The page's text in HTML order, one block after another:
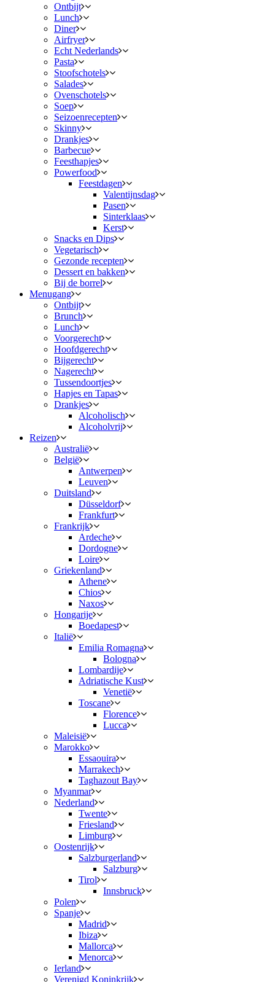
Ontbijt
Lunch
Diner
Airfryer
Echt Nederlands
Pasta
Stoofschotels
Salades
Ovenschotels
Soep
Seizoenrecepten
Skinny
Drankjes
Barbecue
Feesthapjes
Powerfood
Feestdagen
Valentijnsdag
Pasen
Sinterklaas
Kerst
Snacks en Dips
Vegetarisch
Gezonde recepten
Dessert en bakken
Bij de borrel
Menugang
Ontbijt
Brunch
Lunch
Voorgerecht
Hoofdgerecht
Bijgerecht
Nagerecht
Tussendoortjes
Hapjes en Tapas
Drankjes
Alcoholisch
Alcoholvrij
Reizen
Australië
België
Antwerpen
Leuven
Duitsland
Düsseldorf
Frankfurt
Frankrijk
Ardeche
Dordogne
Loire
Griekenland
Athene
Chios
Naxos
Hongarije
Boedapest
Italië
Emilia Romagna
Bologna
Lombardije
Adriatische Kust
Venetië
Toscane
Florence
Lucca
Maleisië
Marokko
Essaouira
Marrakech
Taghazout Bay
Myanmar
Nederland
Twente
Friesland
Limburg
Oostenrijk
Salzburgerland
Salzburg
Tirol
Innsbruck
Polen
Spanje
Madrid
Ibiza
Mallorca
Menorca
Ierland
Verenigd Koninkrijk